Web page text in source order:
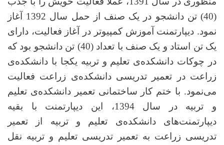
(40) تن دانشجو در یک صنف از حمل سال 1392 آغاز
نمود. دیپارتمنت آموزش کمپیوتر در آغاز فعالیت، دارای
یک تن استاد و یک صنف با تعداد (40) تن دانشجو بود که
در چوکات دانشکده‌ی تعلیم و تربیه یکجا با دانشکده‌ی
زراعت در تعمیر تدریسی دانشکده‌ی زراعت فعالیت
می‌نمود. با ختم کار ساختمانی تعمیر دانشکده‌ی تعلیم
و تربیه در سال 1394، این دیپارتمنت با بقیه
دیپارتمنت‌های دانشکده‌ی تعلیم و تربیه از تعمیر
تدریسی زراعت به تعمیر تدریسی تعلیم و تربیه نقل